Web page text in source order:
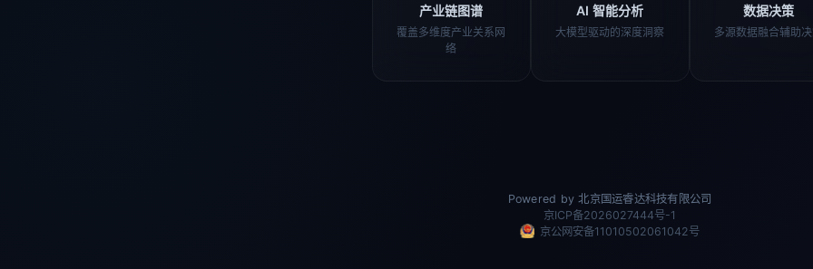
产业链图谱
覆盖多维度产业关系网
络
AI 智能分析
大模型驱动的深度洞察
数据决策
多源数据融合辅助
Powered by 北京国运睿达科技有限公司
京ICP备2026027444号-1
京公网安备11010502061042号